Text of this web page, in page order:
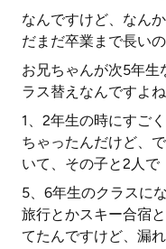
なんですけど、なん
だまだ卒業まで長い
お兄ちゃんが次5年生
ラス替えなんですよね
1、2年生の時にすご
ちゃったんだけど、
いて、その子と2人で
5、6年生のクラスに
旅行とかスキー合宿
てたんですけど、漏れ